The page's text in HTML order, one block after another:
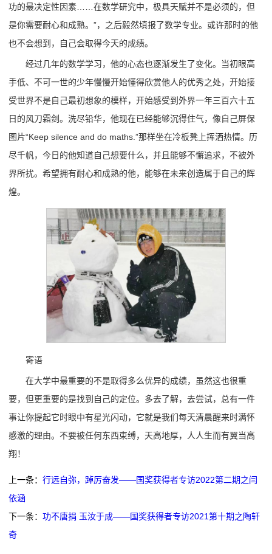
功的最决定性因素……在数学研究中，极具天赋并不是必须的，但
是你需要耐心和成熟。”，之后毅然填报了数学专业。或许那时的他
也不会想到，自己会取得今天的成绩。
经过几年的数学学习，他的心态也逐渐发生了变化。当初眼高
手低、不可一世的少年慢慢开始懂得欣赏他人的优秀之处，开始接
受世界不是自己最初想象的模样，开始感受到外界一年三百六十五
日的风刀霜剑。洗尽铅华，他现在已经能够沉得住气，像自己屏保
图片“Keep silence and do maths.”那样坐在冷板凳上挥洒热情。历
尽千帆，今日的他知道自己想要什么，并且能够不懈追求，不被外
界所扰。希望拥有耐心和成熟的他，能够在未来创造属于自己的辉
煌。
寄语
在大学中最重要的不是取得多么优异的成绩，虽然这也很重
要，但更重要的是找到自己的定位。多去了解，去尝试，总有一件
事让你提起它时眼中有星光闪动，它就是我们每天清晨醒来时满怀
感激的理由。不要被任何东西束缚，天高地厚，人人生而有翼当高
翔！
上一条：行远自弥，踔厉奋发——国奖获得者专访2022第二期之闫
依涵
下一条：功不唐捐 玉汝于成——国奖获得者专访2021第十期之陶轩
奇